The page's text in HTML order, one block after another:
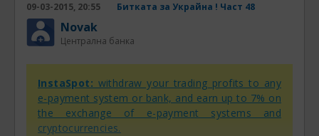
09-03-2015, 20:55 Битката за Украйна ! Част 48
Novak
Централна банка
InstaSpot: withdraw your trading profits to any
e-payment system or bank, and earn up to 7% on
the exchange of e-payment systems and
cryptocurrencies.